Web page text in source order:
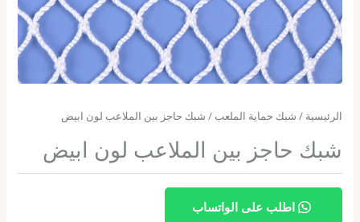
الرئيسية / شبك حماية الملعب / شبك حاجز بين الملاعب لون ابيض
شبك حاجز بين الملاعب لون ابيض
اطلب على الواتساب